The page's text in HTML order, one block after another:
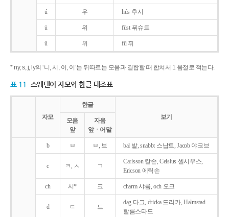
ú 우 hús 후시
ü 위 füst 퓌슈트
ű 위 fű 퓌
* ny, s, j, ly의 ‘니, 시, 이, 이’는 뒤따르는 모음과 결합할 때 합쳐서 1 음절로 적는다.
표 11 스웨덴어 자모와 한글 대조표
자모
한글
보기
모음
앞
자음
앞ㆍ어말
b ㅂ ㅂ, 브 bal 발, snabbt 스납트, Jacob 야코브
c ㅋ, ㅅ ㄱ
Carlsson 칼손, Celsius 셀시우스,
Ericson 에릭손
ch 시* 크 charm 샤름, och 오크
d ㄷ 드
dag 다그, dricka 드리카, Halmstad
할름스타드